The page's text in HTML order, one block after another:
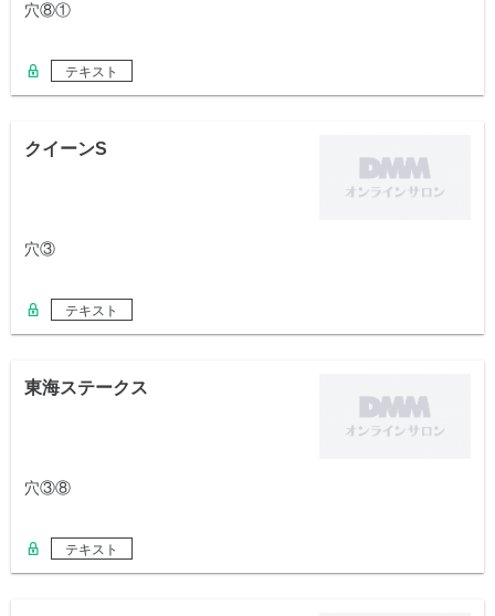
穴⑧①
テキスト
クイーンS
穴③
テキスト
東海ステークス
穴③⑧
テキスト